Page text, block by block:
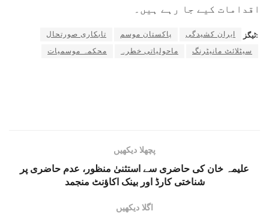
اقدامات کیے جا رہے ہیں۔
ٹیگز: ایران کشیدگی پاکستان موسم
تابکاری صورتحال
سیٹلائٹ مانیٹرنگ
ماحولیاتی خطرہ محکمہ موسمیات
پچھلا دیکھیں
علیمہ خان کی حاضری سے استثنیٰ منظور، عدم حاضری پر
شناختی کارڈ اور بینک اکاؤنٹ منجمد
اگلا دیکھیں